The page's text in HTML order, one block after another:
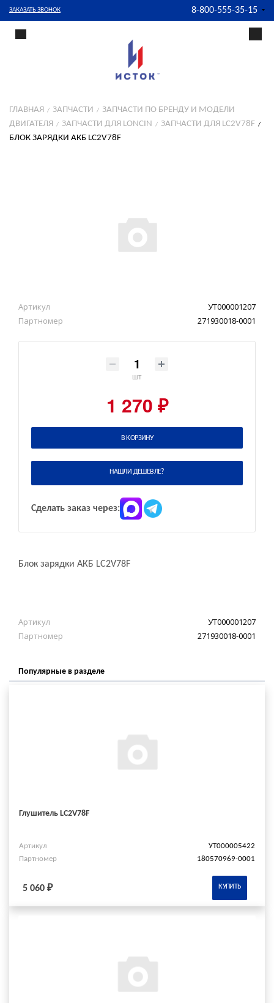
ЗАКАЗАТЬ ЗВОНОК 8-800-555-35-15
ГЛАВНАЯ ЗАПЧАСТИ
ЗАПЧАСТИ ПО БРЕНДУ И МОДЕЛИ
ДВИГАТЕЛЯ
ЗАПЧАСТИ ДЛЯ LONCIN
ЗАПЧАСТИ ДЛЯ LC2V78F
БЛОК ЗАРЯДКИ АКБ LC2V78F
Артикул
УТ000001207
Партномер
271930018-0001
шт
1 270 ₽
В КОРЗИНУ
НАШЛИ ДЕШЕВЛЕ?
Сделать заказ через:
Блок зарядки АКБ LC2V78F
Артикул
УТ000001207
Партномер
271930018-0001
Популярные в разделе
Глушитель LC2V78F
Артикул
УТ000005422
Партномер
180570969-0001
5 060 ₽ КУПИТЬ